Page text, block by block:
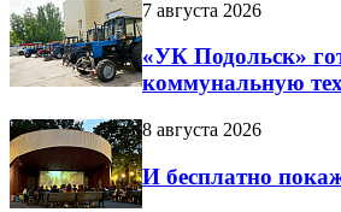
7 августа 2026
«УК Подольск»
коммунальную
8 августа 2026
И бесплатно